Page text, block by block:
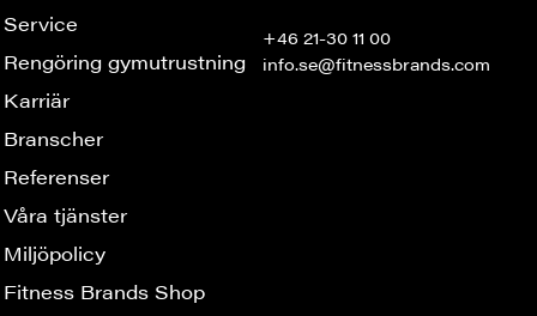
Service
Rengöring gymutrustning
Karriär
Branscher
Referenser
Våra tjänster
Miljöpolicy
Fitness Brands Shop
+46 21-30 11 00
info.se@fitnessbrands.com